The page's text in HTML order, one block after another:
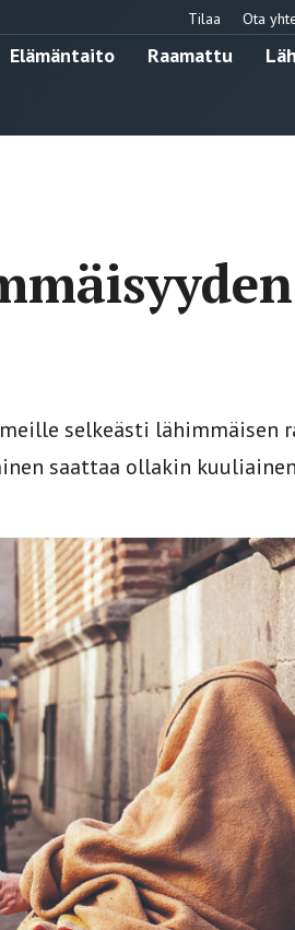
Tilaa Ota
Elämäntaito Raamattu
selkeästi lähimmäisen
saattaa ollakin